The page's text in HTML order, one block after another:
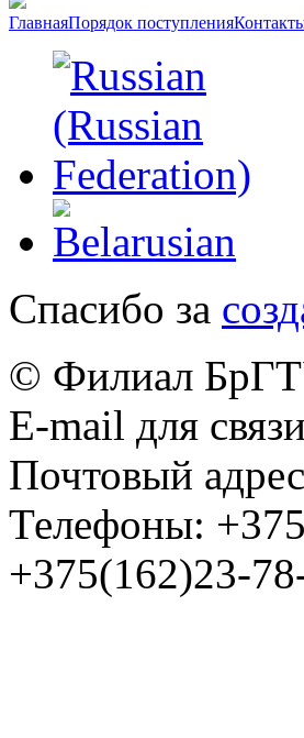
ГлавнаяПорядок поступления
Спасибо за
© Филиал
E-mail для
Почтовый
Телефоны:
+375(162)23-